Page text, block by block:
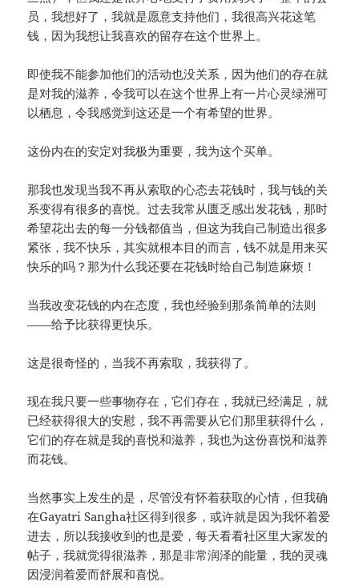
员，我想好了，我就是愿意支持他们，我很高兴花这笔
钱，因为我想让我喜欢的留存在这个世界上。
即使我不能参加他们的活动也没关系，因为他们的存在就
是对我的滋养，令我可以在这个世界上有一片心灵绿洲可
以栖息，令我感觉到这还是一个有希望的世界。
这份内在的安定对我极为重要，我为这个买单。
那我也发现当我不再从索取的心态去花钱时，我与钱的关
系变得有很多的喜悦。过去我常从匮乏感出发花钱，那时
希望花出去的每一分钱都值当，但这为我自己制造出很多
紧张，我不快乐，其实就根本目的而言，钱不就是用来买
快乐的吗？那为什么我还要在花钱时给自己制造麻烦！
当我改变花钱的内在态度，我也经验到那条简单的法则
——给予比获得更快乐。
这是很奇怪的，当我不再索取，我获得了。
现在我只要一些事物存在，它们存在，我就已经满足，就
已经获得很大的安慰，我不再需要从它们那里获得什么，
它们的存在就是我的喜悦和滋养，我也为这份喜悦和滋养
而花钱。
当然事实上发生的是，尽管没有怀着获取的心情，但我确
在Gayatri Sangha社区得到很多，或许就是因为我怀着爱
进去，所以我接收到的也是爱，每天看看社区里大家发的
帖子，我就觉得很滋养，那是非常润泽的能量，我的灵魂
因浸润着爱而舒展和喜悦。